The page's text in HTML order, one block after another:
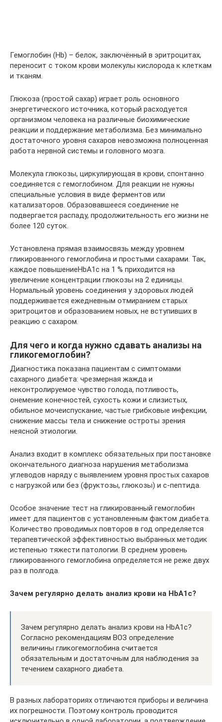
Гемоглобин (Hb) – белок, заключённый в эритроцитах,
переносит с током крови молекулы кислорода к клеткам
и тканям.
Глюкоза (простой сахар) играет роль основного
энергетического источника, который расходуется
организмом человека на различные биохимические
реакции и поддержание метаболизма. Без минимально
достаточного уровня сахаров невозможна полноценная
работа нервной системы и головного мозга.
Молекула глюкозы, циркулирующая в крови, спонтанно
соединяется с гемоглобином. Для реакции не нужны
специальные условия в виде ферментов или
катализаторов. Образовавшееся соединение не
подвергается распаду, продолжительность его жизни не
более 120 суток.
Установлена прямая взаимосвязь между уровнем
гликированного гемоглобина и простыми сахарами. Так,
каждое повышениеHbA1c на 1 % приходится на
увеличение концентрации глюкозы на 2 единицы.
Нормальный уровень соединения у здоровых людей
поддерживается ежедневным отмиранием старых
эритроцитов и образованием новых, не вступивших в
реакцию с сахаром.
Для чего и когда нужно сдавать анализы на
гликогемоглобин?
Диагностика показана пациентам с симптомами
сахарного диабета: чрезмерная жажда и
неконтролируемое чувство голода, потливость,
онемение конечностей, сухость кожи и слизистых,
обильное мочеиспускание, частые грибковые инфекции,
снижение массы тела и снижение остроты зрения
неясной этиологии.
Анализ входит в комплекс обязательных при постановке
окончательного диагноза нарушения метаболизма
углеводов наряду с выявлением уровня простых сахаров
с нагрузкой или без (фруктозы, глюкозы) и с-пептида.
Особое значение тест на гликированный гемоглобин
имеет для пациентов с установленным фактом диабета.
Количество проводимых повторов в год определяется
терапевтической эффективностью выбранных методик
истепенью тяжести патологии. В среднем уровень
гликированного гемоглобина определяется не реже двух
раз в полгода.
Зачем регулярно делать анализ крови на HbA1c?
Зачем регулярно делать анализ крови на HbA1c?
Согласно рекомендациям ВОЗ определение
величины гликогемоглобина считается
обязательным и достаточным для наблюдения за
течением сахарного диабета.
В разных лабораториях отличаются приборы и величина
их погрешности. Поэтому контроль проводится